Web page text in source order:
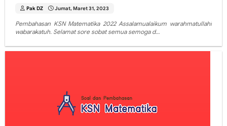
Pak DZ Jumat, Maret 31, 2023
Pembahasan KSN Matematika 2022 Assalamualaikum warahmatullahi
wabarakatuh. Selamat sore sobat semua semoga d…